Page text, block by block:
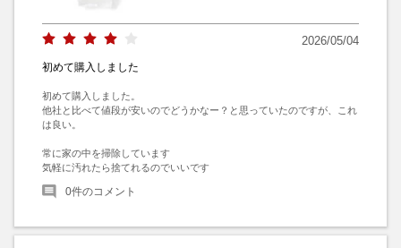
2026/05/04
初めて購入しました
初めて購入しました。
他社と比べて値段が安いのでどうかなー？と思っていたのですが、これ
は良い。
常に家の中を掃除しています
気軽に汚れたら捨てれるのでいいです
0件のコメント